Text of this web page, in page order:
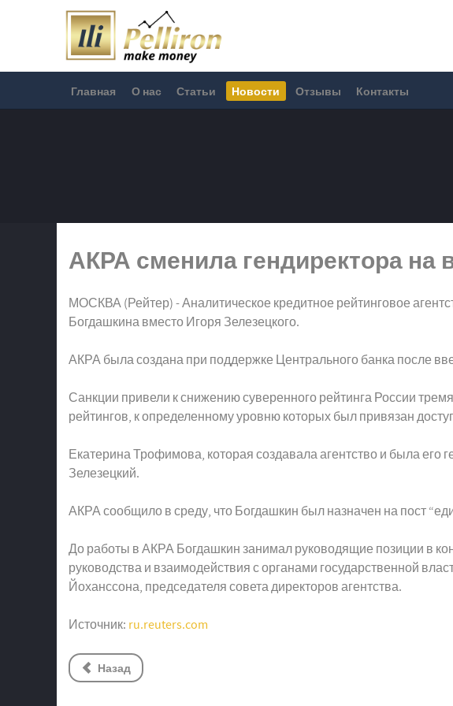
Главная О нас Статьи Новости Отзывы Контакты
АКРА сменила гендиректора на
МОСКВА (Рейтер) - Аналитическое кредитное рейтинговое
Богдашкина вместо Игоря Зелезецкого.
АКРА была создана при поддержке Центрального банка после
Санкции привели к снижению суверенного рейтинга России
рейтингов, к определенному уровню которых был привязан
Екатерина Трофимова, которая создавала агентство и была его
Зелезецкий.
АКРА сообщило в среду, что Богдашкин был назначен на пост
До работы в АКРА Богдашкин занимал руководящие позиции в
руководства и взаимодействия с органами государственной
Йоханссона, председателя совета директоров агентства.
Источник: ru.reuters.com
Назад